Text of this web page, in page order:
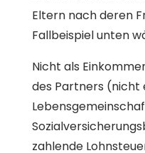
Eltern nach deren
Fallbeispiel unten
Nicht als
des Partners (nicht
zahlende